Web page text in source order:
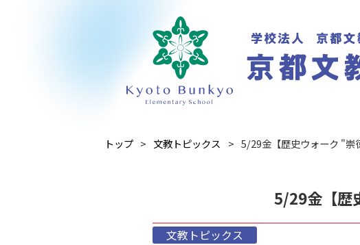
トップ 文教トピックス 5/29金【歴史ウォーク "崇
5/29金【歴
文教トピックス